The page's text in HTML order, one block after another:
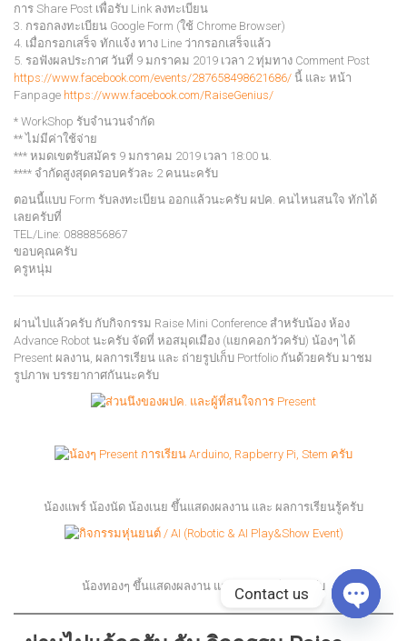
การ Share Post เพื่อรับ Link ลงทะเบียน
3. กรอกลงทะเบียน Google Form (ใช้ Chrome Browser)
4. เมื่อกรอกเสร็จ ทักแจ้ง ทาง Line ว่ากรอกเสร็จแล้ว
5. รอฟังผลประกาศ วันที่ 9 มกราคม 2019 เวลา 2 ทุ่มทาง Comment Post
https://www.facebook.com/events/287658498621686/ นี้ และ หน้า
Fanpage https://www.facebook.com/RaiseGenius/
* WorkShop รับจำนวนจำกัด
** ไม่มีค่าใช้จ่าย
*** หมดเขตรับสมัคร 9 มกราคม 2019 เวลา 18:00 น.
**** จำกัดสูงสุดครอบครัวละ 2 คนนะครับ
ตอนนี้แบบ Form รับลงทะเบียน ออกแล้วนะครับ ผปค. คนไหนสนใจ ทักได้
เลยครับที่
TEL/Line: 0888856867
ขอบคุณครับ
ครูหนุ่ม
ผ่านไปแล้วครับ กับกิจกรรม Raise Mini Conference สำหรับน้อง ห้อง
Advance Robot นะครับ จัดที่ หอสมุดเมือง (แยกคอกวัวครับ) น้องๆ ได้
Present ผลงาน, ผลการเรียน และ ถ่ายรูปเก็บ Portfolio กันด้วยครับ มาชม
รูปภาพ บรรยากาศกันนะครับ
น้องแพร์ น้องนัด น้องเนย ขึ้นแสดงผลงาน และ ผลการเรียนรู้ครับ
น้องทองๆ ขึ้นแสดงผลงาน และ ผลการเรียนรู้ครับ
Contact us